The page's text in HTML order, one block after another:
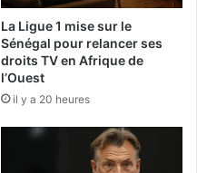
La Ligue 1 mise sur le
Sénégal pour relancer ses
droits TV en Afrique de
l’Ouest
il y a 20 heures